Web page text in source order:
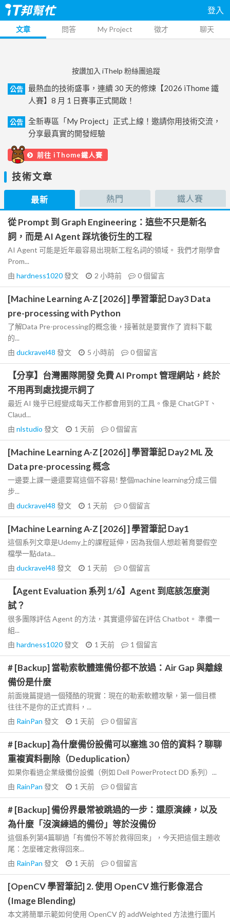
登入
文章 問答 My Project 徵才 聊天
按讚加入 iThelp 粉絲團追蹤
公告
最熱血的技術盛事，連續 30 天的修煉【2026 iThome 鐵
人賽】8 月 1 日賽事正式開啟！
公告
全新專區「My Project」正式上線！邀請你用技術交流，
分享最真實的開發經驗
前往 iThome鐵人賽
技術文章
最新 熱門 鐵人賽
從 Prompt 到 Graph Engineering：這些不只是新名
詞，而是 AI Agent 踩坑後衍生的工程
AI Agent 可能是近年最容易出現新工程名詞的領域。 我們才剛學會
Prom...
由 hardness1020發文 2 小時前 0個留言
[Machine Learning A-Z [2026] ] 學習筆記 Day3 Data
pre-processing with Python
了解Data Pre-processing的概念後，接著就是要實作了 資料下載
的...
由 duckravel48 發文 5 小時前 0個留言
【分享】台灣團隊開發 免費 AI Prompt 管理網站，終於
不用再到處找提示詞了
最近 AI 幾乎已經變成每天工作都會用到的工具。像是 ChatGPT、
Claud...
由 nlstudio 發文 1 天前 0個留言
[Machine Learning A-Z [2026] ] 學習筆記 Day2 ML 及
Data pre-processing 概念
一邊要上課一邊還要寫這個不容易! 整個machine learning分成三個
步...
由 duckravel48 發文 1 天前 0個留言
[Machine Learning A-Z [2026] ] 學習筆記 Day1
這個系列文章是Udemy上的課程延伸，因為我個人想趁著育嬰假空
檔學一點data...
由 duckravel48 發文 1 天前 0個留言
【Agent Evaluation 系列 1/6】Agent 到底該怎麼測
試？
很多團隊評估 Agent 的方法，其實還停留在評估 Chatbot。 準備一
組...
由 hardness1020發文 1 天前 1 個留言
# [Backup] 當勒索軟體連備份都不放過：Air Gap 與離線
備份是什麼
前面幾篇提過一個殘酷的現實：現在的勒索軟體攻擊，第一個目標
往往不是你的正式資料，...
由 RainPan 發文 1 天前 0個留言
# [Backup] 為什麼備份設備可以塞進 30 倍的資料？聊聊
重複資料刪除（Deduplication）
如果你看過企業級備份設備（例如 Dell PowerProtect DD 系列）...
由 RainPan 發文 1 天前 0個留言
# [Backup] 備份界最常被跳過的一步：還原演練，以及
為什麼「沒演練過的備份」等於沒備份
這個系列第4篇聊過「有備份不等於救得回來」，今天把這個主題收
尾：怎麼確定救得回來...
由 RainPan 發文 1 天前 0個留言
[OpenCV 學習筆記] 2. 使用 OpenCV 進行影像混合
(Image Blending)
本文將簡單示範如何使用 OpenCV 的 addWeighted 方法進行圖片